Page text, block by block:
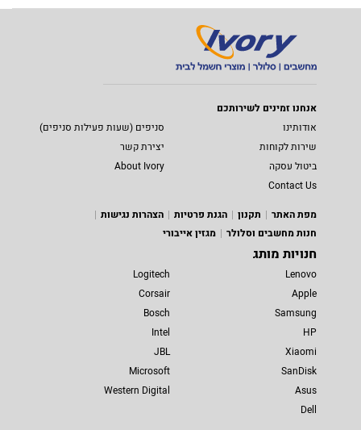
אנחנו זמינים לשירותכם
אודותינו
סניפים (שעות פעילות סניפים)
שירות לקוחות
יצירת קשר
ביטול עסקה
About Ivory
Contact Us
מפת האתר
תקנון הגנת פרטיות
הצהרות נגישות
חנות מחשבים וסלולר
מגזין אייבורי
חנויות מותג
Lenovo
Apple
Samsung
HP
Xiaomi
SanDisk
Asus
Dell
Logitech
Corsair
Bosch
Intel
JBL
Microsoft
Western Digital